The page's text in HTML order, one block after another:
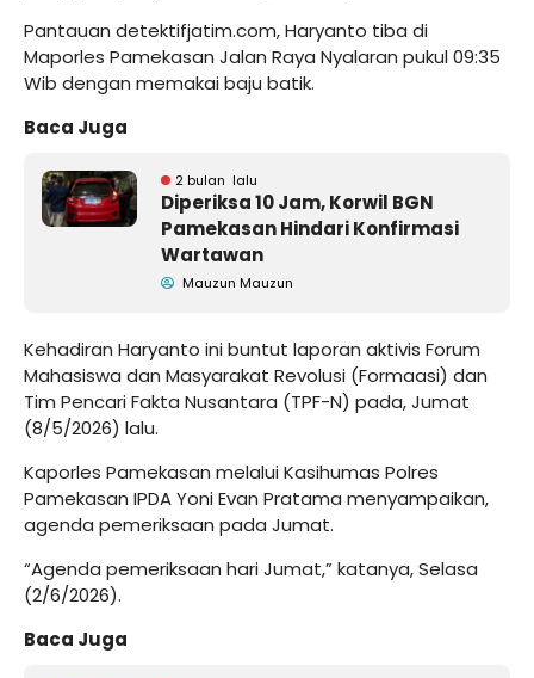
Pantauan detektifjatim.com, Haryanto tiba di
Maporles Pamekasan Jalan Raya Nyalaran pukul 09:35
Wib dengan memakai baju batik.
Baca Juga
2 bulan lalu
Diperiksa 10 Jam, Korwil BGN
Pamekasan Hindari Konfirmasi
Wartawan
Mauzun Mauzun
Kehadiran Haryanto ini buntut laporan aktivis Forum
Mahasiswa dan Masyarakat Revolusi (Formaasi) dan
Tim Pencari Fakta Nusantara (TPF-N) pada, Jumat
(8/5/2026) lalu.
Kaporles Pamekasan melalui Kasihumas Polres
Pamekasan IPDA Yoni Evan Pratama menyampaikan,
agenda pemeriksaan pada Jumat.
“Agenda pemeriksaan hari Jumat,” katanya, Selasa
(2/6/2026).
Baca Juga